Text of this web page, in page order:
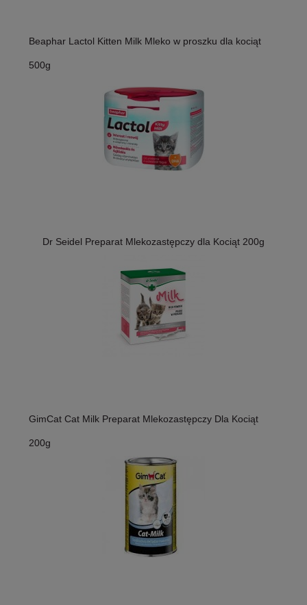
Beaphar Lactol Kitten Milk Mleko w proszku dla kociąt
500g
Dr Seidel Preparat Mlekozastępczy dla Kociąt 200g
GimCat Cat Milk Preparat Mlekozastępczy Dla Kociąt
200g